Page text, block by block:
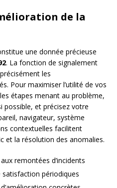
de la
une donnée précieuse
. La fonction de signalement
les
Pour maximiser l’utilité de vos
étapes menant au problème,
possible, et précisez votre
navigateur, système
contextuelles facilitent
et la résolution des anomalies.
remontées d’incidents
satisfaction périodiques